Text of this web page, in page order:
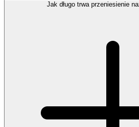
Jak długo trwa przeniesienie